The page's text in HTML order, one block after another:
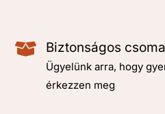
Biztonságos
Ügyelünk arra, hogy
érkezzen meg